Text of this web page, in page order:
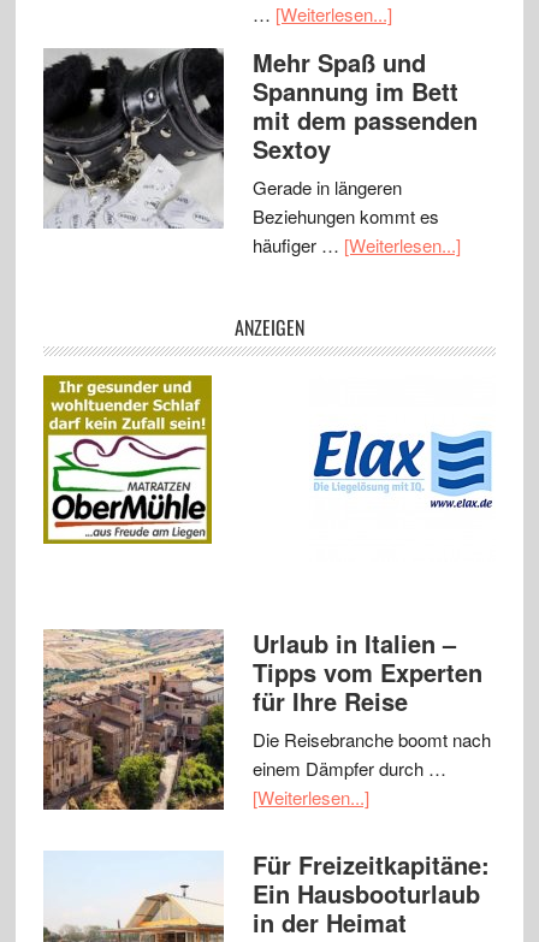
… [Weiterlesen...]
Mehr Spaß und
Spannung im Bett
mit dem passenden
Sextoy
Gerade in längeren
Beziehungen kommt es
häufiger … [Weiterlesen...]
ANZEIGEN
Urlaub in Italien –
Tipps vom Experten
für Ihre Reise
Die Reisebranche boomt nach
einem Dämpfer durch …
[Weiterlesen...]
Für Freizeitkapitäne:
Ein Hausbooturlaub
in der Heimat